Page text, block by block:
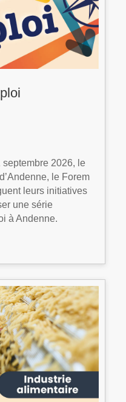
2026, le
le Forem
leurs initiatives
une série
à Andenne.